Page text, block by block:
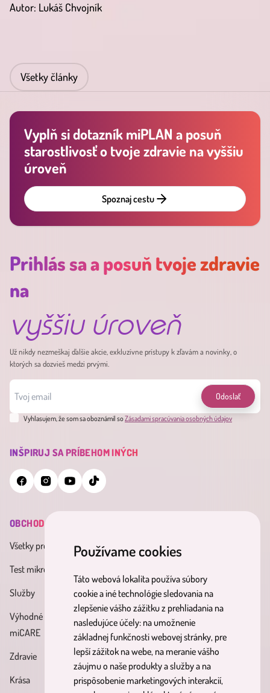
Používame cookies
Táto webová lokalita používa súbory
cookie a iné technológie sledovania na
zlepšenie vášho zážitku z prehliadania na
nasledujúce účely: na umožnenie
základnej funkčnosti webovej stránky, pre
lepší zážitok na webe, na meranie vášho
záujmu o naše produkty a služby a na
prispôsobenie marketingových interakcií,
Autor: Lukáš Chvojník
Všetky články
Vyplň si dotazník miPLAN a posuň
starostlivosť o tvoje zdravie na vyššiu
úroveň
Spoznaj cestu
Prihlás sa a posuň tvoje zdravie
na
vyššiu úroveň
Už nikdy nezmeškaj ďalšie akcie, exkluzívne prístupy k zľavám a novinky, o
ktorých sa dozvieš medzi prvými.
Odoslať
Vyhlasujem, že som sa oboznámil soZásadami spracúvania osobných údajov
INŠPIRUJ SA PRÍBEHOM INÝCH
OBCHOD
Všetky produkty
Test mikrobiómu
Služby
Výhodné balíky
miCARE
Zdravie
Krása
Všeobecné obchodné
Zásady spracúvania osobných
údajov
Reklamačný poriadok
Poučenie o právach
dotknutých osôb
Formulár na odstúpenie od
Účinné látky
Partnerský
program